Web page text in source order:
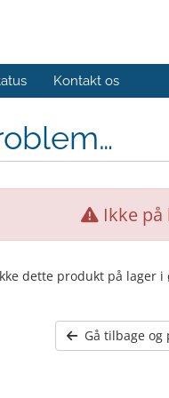
Kontakt os
Ikke på
dette produkt på lager
Gå tilbage og